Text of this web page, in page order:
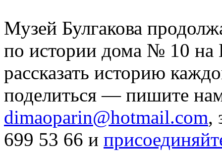
Музей Булгакова
по истории дома № 10
рассказать историю
поделиться — пишите
dimaoparin@hotmail.com,
699 53 66 и